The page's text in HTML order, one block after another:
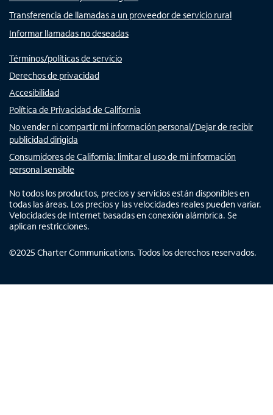
Transferencia de llamadas a un proveedor de servicio rural
Informar llamadas no deseadas
Términos/políticas de servicio
Derechos de privacidad
Accesibilidad
Política de Privacidad de California
No vender ni compartir mi información personal/Dejar de recibir
publicidad dirigida
Consumidores de California: limitar el uso de mi información
personal sensible
No todos los productos, precios y servicios están disponibles en
todas las áreas. Los precios y las velocidades reales pueden variar.
Velocidades de Internet basadas en conexión alámbrica. Se
aplican restricciones.
©2025 Charter Communications. Todos los derechos reservados.